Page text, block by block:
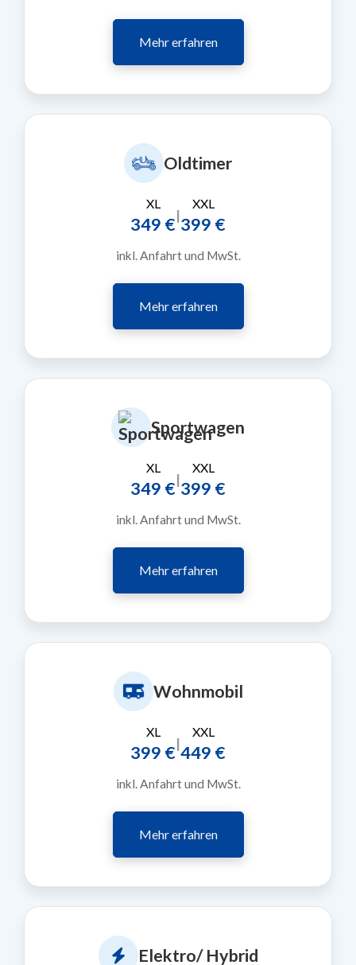
Mehr erfahren
Oldtimer
XL
349 €|
XXL
399 €
inkl. Anfahrt und MwSt.
Mehr erfahren
Sportwagen
XL
349 €|
XXL
399 €
inkl. Anfahrt und MwSt.
Mehr erfahren
Wohnmobil
XL
399 €|
XXL
449 €
inkl. Anfahrt und MwSt.
Mehr erfahren
Elektro/ Hybrid